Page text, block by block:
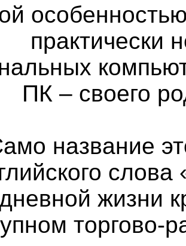
практически
ПК – своего
название
жизни
торгово-